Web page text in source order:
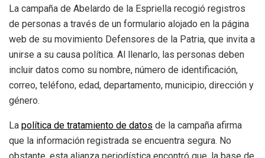
La campaña de Abelardo de la Espriella recogió registros
de personas a través de un formulario alojado en la página
web de su movimiento Defensores de la Patria, que invita a
unirse a su causa política. Al llenarlo, las personas deben
incluir datos como su nombre, número de identificación,
correo, teléfono, edad, departamento, municipio, dirección y
género.
La política de tratamiento de datos de la campaña afirma
que la información registrada se encuentra segura. No